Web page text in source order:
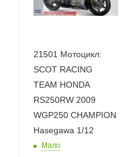
21501 Мотоцикл:
SCOT RACING
TEAM HONDA
RS250RW 2009
WGP250 CHAMPION
Hasegawa 1/12
Мало